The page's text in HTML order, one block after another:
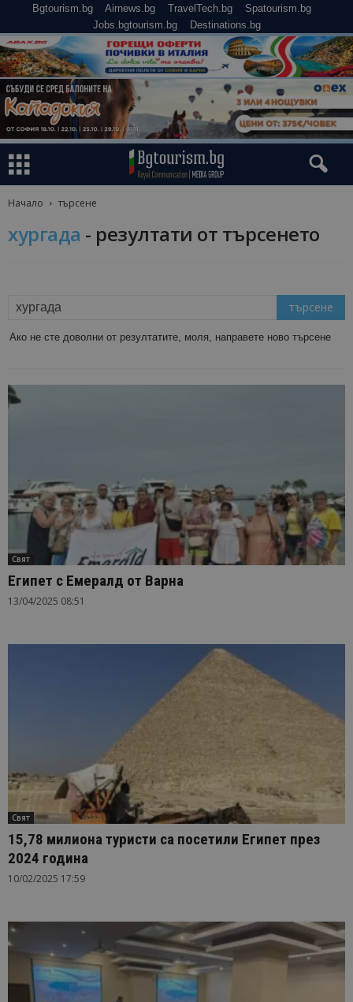
Bgtourism.bg Airnews.bg TravelTech.bg
Spatourism.bg
Jobs.bgtourism.bg
Destinations.bg
Начало търсене
хургада - резултати от търсенето
Ако не сте доволни от резултатите, моля, направете ново търсене
Свят
Египет с Емералд от Варна
13/04/2025 08:51
Свят
15,78 милиона туристи са посетили Египет през
2024 година
10/02/2025 17:59